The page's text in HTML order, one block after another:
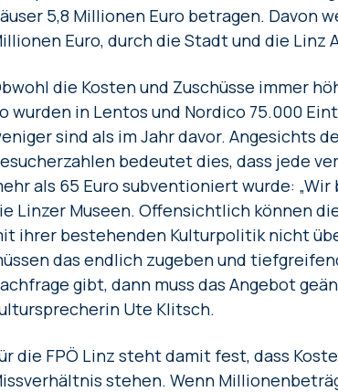
5,8 Millionen Euro betragen. Davon
Euro, durch die Stadt und die Linz
die Kosten und Zuschüsse immer
wurden in Lentos und Nordico 75.000
sind als im Jahr davor. Angesichts
bedeutet dies, dass jede
als 65 Euro subventioniert wurde:
Linzer Museen. Offensichtlich können
ihrer bestehenden Kulturpolitik nicht
das endlich zugeben und
gibt, dann muss das Angebot
Ute Klitsch.
die FPÖ Linz steht damit fest, dass
stehen. Wenn